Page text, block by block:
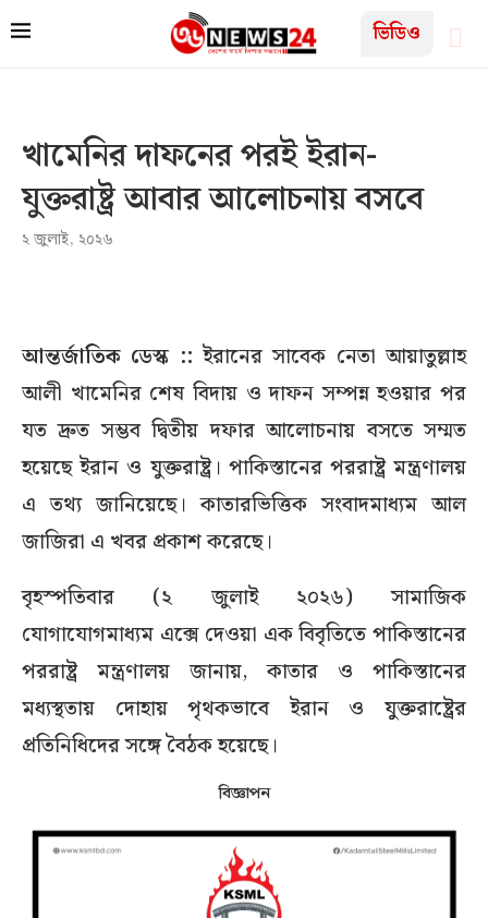
ভিডিও
খামেনির দাফনের পরই ইরান-
যুক্তরাষ্ট্র আবার আলোচনায় বসবে
২ জুলাই, ২০২৬
আন্তর্জাতিক ডেস্ক :: ইরানের সাবেক নেতা আয়াতুল্লাহ
আলী খামেনির শেষ বিদায় ও দাফন সম্পন্ন হওয়ার পর
যত দ্রুত সম্ভব দ্বিতীয় দফার আলোচনায় বসতে সম্মত
হয়েছে ইরান ও যুক্তরাষ্ট্র। পাকিস্তানের পররাষ্ট্র মন্ত্রণালয়
এ তথ্য জানিয়েছে। কাতারভিত্তিক সংবাদমাধ্যম আল
জাজিরা এ খবর প্রকাশ করেছে।
বৃহস্পতিবার (২ জুলাই ২০২৬) সামাজিক
যোগাযোগমাধ্যম এক্সে দেওয়া এক বিবৃতিতে পাকিস্তানের
পররাষ্ট্র মন্ত্রণালয় জানায়, কাতার ও পাকিস্তানের
মধ্যস্থতায় দোহায় পৃথকভাবে ইরান ও যুক্তরাষ্ট্রের
প্রতিনিধিদের সঙ্গে বৈঠক হয়েছে।
বিজ্ঞাপন